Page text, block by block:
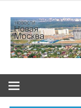
content